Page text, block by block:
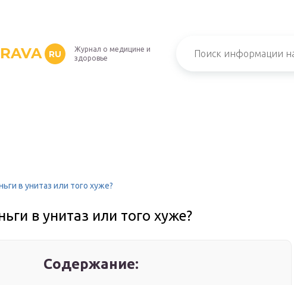
RU
Журнал о медицине и
здоровье
в унитаз или того хуже?
в унитаз или того хуже?
Содержание: